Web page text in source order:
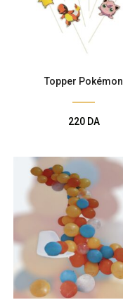
Topper Pokémon
220 DA